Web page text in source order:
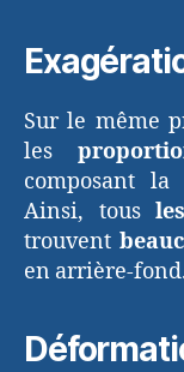
Sur le même
les
composant
Ainsi, tous
trouvent
en arrière-